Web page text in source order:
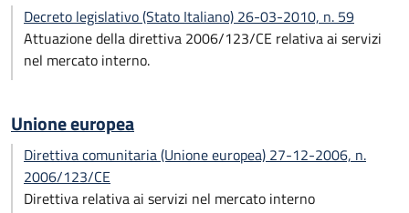
Decreto legislativo (Stato Italiano) 26-03-2010, n. 59
Attuazione della direttiva 2006/123/CE relativa ai servizi
nel mercato interno.
Unione europea
Direttiva comunitaria (Unione europea) 27-12-2006, n.
2006/123/CE
Direttiva relativa ai servizi nel mercato interno